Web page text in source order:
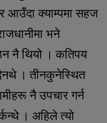
आउँदा क्याम्पमा सहज
भने
नै थियो । कतिपय
। तीनकुनेस्थित
नै उपचार गर्न
। अहिले त्यो